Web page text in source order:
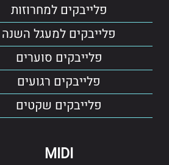
פלייבקים למחרוזות
פלייבקים למעגל השנה
פלייבקים סוערים
פלייבקים רגועים
פלייבקים שקטים
MIDI